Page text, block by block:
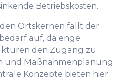
Betriebskosten.
Ortskernen fällt der
auf, da enge
den Zugang zu
und Maßnahmenplanung
Konzepte bieten hier